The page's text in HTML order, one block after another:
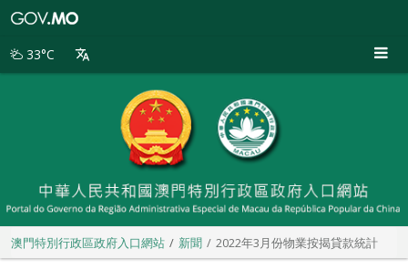
別
33°C
澳門特別行政區政府入口網站 新聞 2022年3月份物業按揭貸款統計